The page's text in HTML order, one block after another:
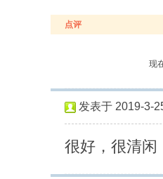
点评
现
发表于 2019-3-
很好，很清闲